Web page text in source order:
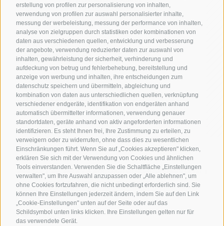
erstellung von profilen zur personalisierung von inhalten,
verwendung von profilen zur auswahl personalisierter inhalte,
messung der werbeleistung, messung der performance von inhalten,
analyse von zielgruppen durch statistiken oder kombinationen von
daten aus verschiedenen quellen, entwicklung und verbesserung
der angebote, verwendung reduzierter daten zur auswahl von
inhalten, gewährleistung der sicherheit, verhinderung und
aufdeckung von betrug und fehlerbehebung, bereitstellung und
anzeige von werbung und inhalten, ihre entscheidungen zum
datenschutz speichern und übermitteln, abgleichung und
kombination von daten aus unterschiedlichen quellen, verknüpfung
verschiedener endgeräte, identifikation von endgeräten anhand
automatisch übermittelter informationen, verwendung genauer
standortdaten, geräte anhand von aktiv angeforderten informationen
identifizieren. Es steht Ihnen frei, Ihre Zustimmung zu erteilen, zu
verweigern oder zu widerrufen, ohne dass dies zu wesentlichen
Einschränkungen führt. Wenn Sie auf „Cookies akzeptieren" klicken,
erklären Sie sich mit der Verwendung von Cookies und ähnlichen
Tools einverstanden. Verwenden Sie die Schaltfläche „Einstellungen
verwalten", um Ihre Auswahl anzupassen oder „Alle ablehnen", um
ohne Cookies fortzufahren, die nicht unbedingt erforderlich sind. Sie
können Ihre Einstellungen jederzeit ändern, indem Sie auf den Link
„Cookie-Einstellungen" unten auf der Seite oder auf das
Schildsymbol unten links klicken. Ihre Einstellungen gelten nur für
das verwendete Gerät.
I-39100 Bozen
Südtiroler Straße 60
T +39 0471 945 708
wifo@handelskammer.bz.it
MwSt.-Nr.: 01716880214
IMPRESSUM|TRANSPARENTE VERWALTUNG|ERKLÄRUNG ZUR BARRIEREFREIHEIT
MELDUNG|HINWEIS KI|SITEMAPCOOKIE-RICHTLINIE PRIVACY
COOKIE PRÄFERENZEN